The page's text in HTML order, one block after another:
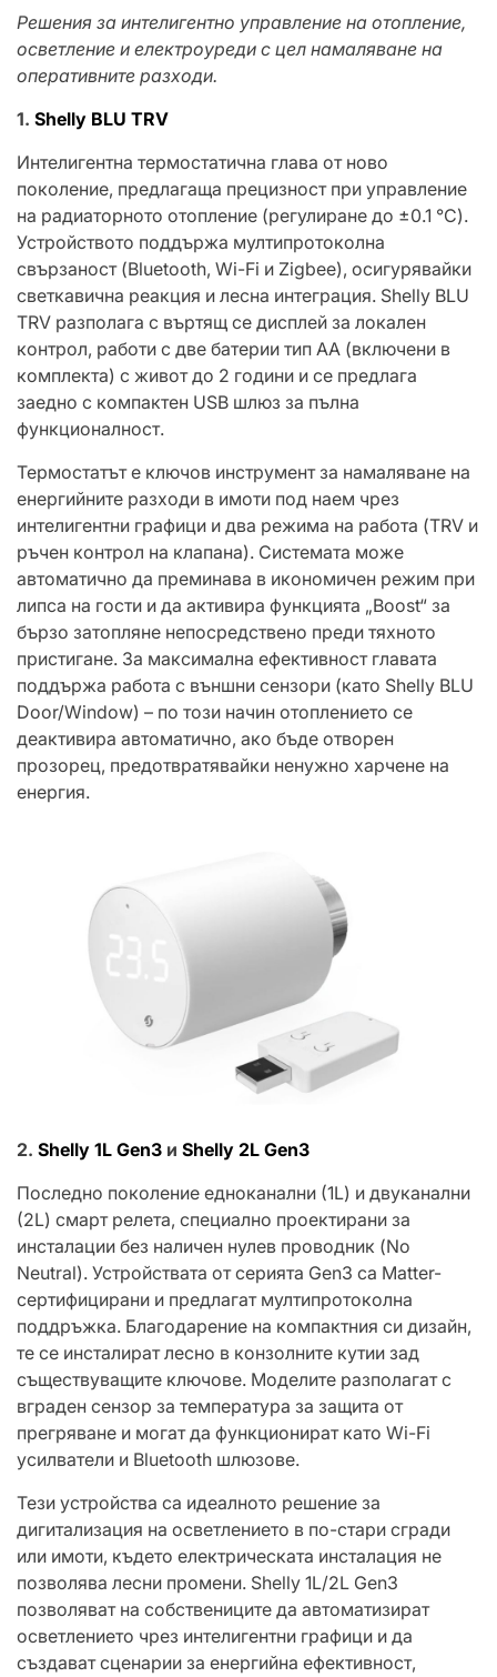
Решения за интелигентно управление на отопление,
осветление и електроуреди с цел намаляване на
оперативните разходи.
1. Shelly BLU TRV
Интелигентна термостатична глава от ново
поколение, предлагаща прецизност при управление
на радиаторното отопление (регулиране до ±0.1 °C).
Устройството поддържа мултипротоколна
свързаност (Bluetooth, Wi-Fi и Zigbee), осигурявайки
светкавична реакция и лесна интеграция. Shelly BLU
TRV разполага с въртящ се дисплей за локален
контрол, работи с две батерии тип AA (включени в
комплекта) с живот до 2 години и се предлага
заедно с компактен USB шлюз за пълна
функционалност.
Термостатът е ключов инструмент за намаляване на
енергийните разходи в имоти под наем чрез
интелигентни графици и два режима на работа (TRV и
ръчен контрол на клапана). Системата може
автоматично да преминава в икономичен режим при
липса на гости и да активира функцията „Boost“ за
бързо затопляне непосредствено преди тяхното
пристигане. За максимална ефективност главата
поддържа работа с външни сензори (като Shelly BLU
Door/Window) – по този начин отоплението се
деактивира автоматично, ако бъде отворен
прозорец, предотвратявайки ненужно харчене на
енергия.
2. Shelly 1L Gen3 и Shelly 2L Gen3
Последно поколение едноканални (1L) и двуканални
(2L) смарт релета, специално проектирани за
инсталации без наличен нулев проводник (No
Neutral). Устройствата от серията Gen3 са Matter-
сертифицирани и предлагат мултипротоколна
поддръжкa. Благодарение на компактния си дизайн,
те се инсталират лесно в конзолните кутии зад
съществуващите ключове. Моделите разполагат с
вграден сензор за температура за защита от
прегряване и могат да функционират като Wi-Fi
усилватели и Bluetooth шлюзове.
Тези устройства са идеалното решение за
дигитализация на осветлението в по-стари сгради
или имоти, където електрическата инсталация не
позволява лесни промени. Shelly 1L/2L Gen3
позволяват на собствениците да автоматизират
осветлението чрез интелигентни графици и да
създават сценарии за енергийна ефективност,